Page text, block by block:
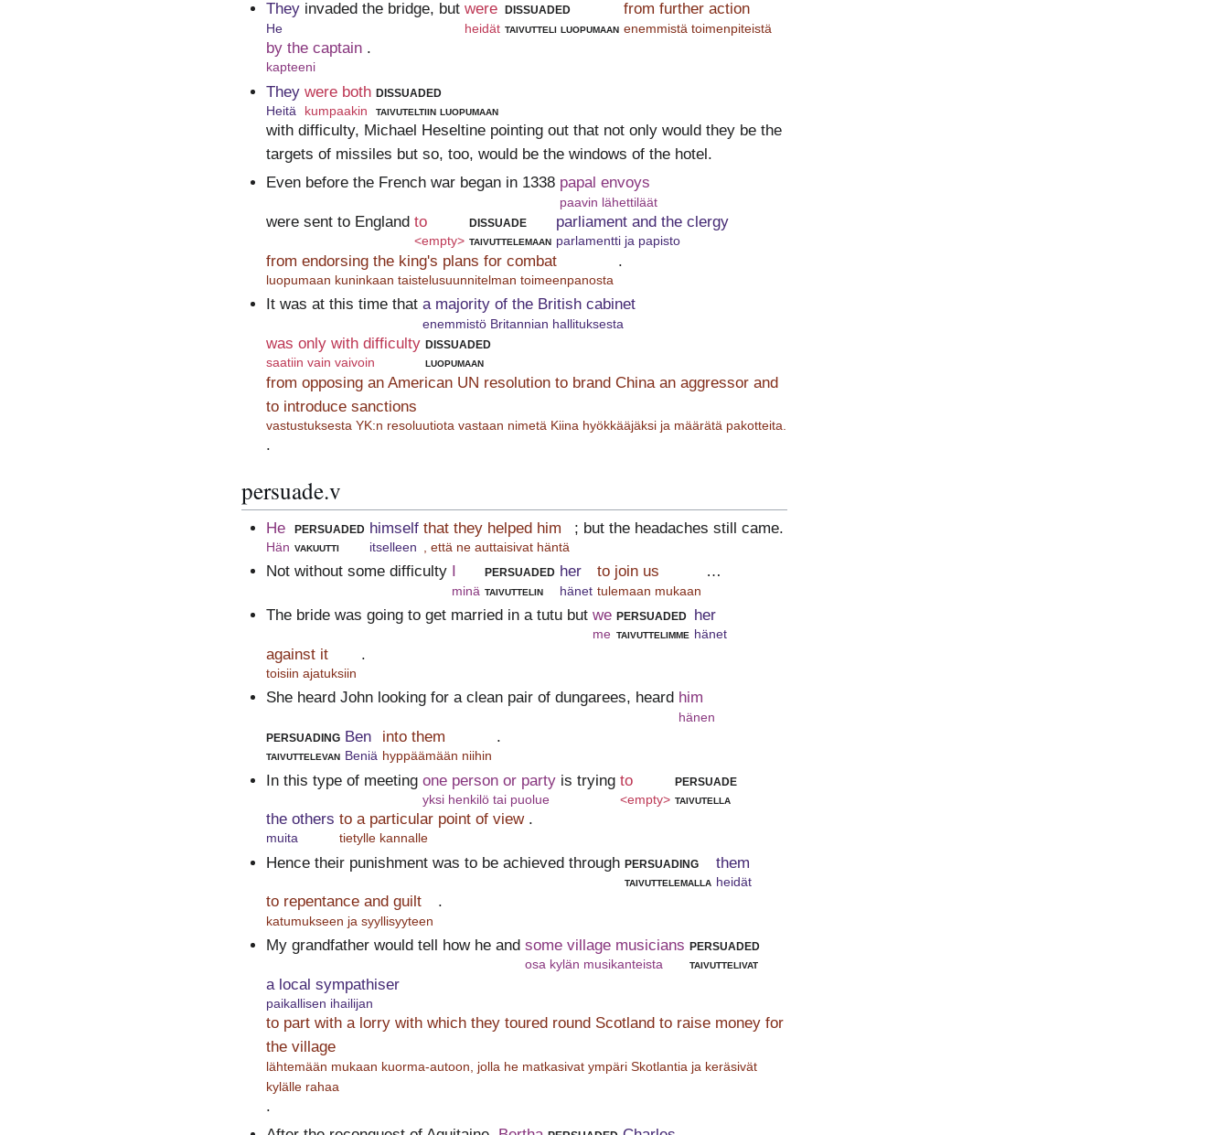
They
He
invaded the bridge, but were
heidät
dissuaded
taivutteli luopumaan
from further action
enemmistä toimenpiteistä
by the captain
kapteeni
.
They
Heitä
were both
kumpaakin
dissuaded
taivuteltiin luopumaan
with difficulty, Michael Heseltine pointing out that not only would they be the
targets of missiles but so, too, would be the windows of the hotel.
Even before the French war began in 1338 papal envoys
paavin lähettiläät
were sent to England to
<empty>
dissuade
taivuttelemaan
parliament and the clergy
parlamentti ja papisto
from endorsing the king's plans for combat
luopumaan kuninkaan taistelusuunnitelman toimeenpanosta
.
It was at this time that a majority of the British cabinet
enemmistö Britannian hallituksesta
was only with difficulty
saatiin vain vaivoin
dissuaded
luopumaan
from opposing an American UN resolution to brand China an aggressor and
to introduce sanctions
vastustuksesta YK:n resoluutiota vastaan nimetä Kiina hyökkääjäksi ja määrätä pakotteita.
.
persuade.v
He
Hän
persuaded
vakuutti
himself
itselleen
that they helped him
, että ne auttaisivat häntä
; but the headaches still came.
Not without some difficulty
minä
persuaded
taivuttelin
her
hänet
to join us
tulemaan mukaan
…
The bride was going to get married in a tutu but we
me
persuaded
taivuttelimme
her
hänet
against it
toisiin ajatuksiin
.
She heard John looking for a clean pair of dungarees, heard him
hänen
persuading
taivuttelevan
Ben
Beniä
into them
hyppäämään niihin
.
In this type of meeting one person or party
yksi henkilö tai puolue
is trying to
<empty>
persuade
taivutella
the others
muita
to a particular point of view
tietylle kannalle
.
Hence their punishment was to be achieved through persuading
taivuttelemalla
them
heidät
to repentance and guilt
katumukseen ja syyllisyyteen
.
My grandfather would tell how he and some village musicians
osa kylän musikanteista
persuaded
taivuttelivat
a local sympathiser
paikallisen ihailijan
to part with a lorry with which they toured round Scotland to raise money for
the village
lähtemään mukaan kuorma-autoon, jolla he matkasivat ympäri Skotlantia ja keräsivät
kylälle rahaa
.